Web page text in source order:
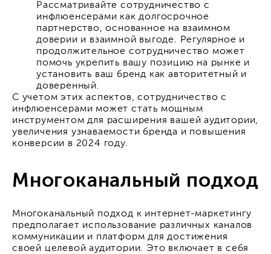
Рассматривайте сотрудничество с
инфлюенсерами как долгосрочное
партнерство, основанное на взаимном
доверии и взаимной выгоде. Регулярное и
продолжительное сотрудничество может
помочь укрепить вашу позицию на рынке и
установить ваш бренд как авторитетный и
доверенный.
С учетом этих аспектов, сотрудничество с
инфлюенсерами может стать мощным
инструментом для расширения вашей аудитории,
увеличения узнаваемости бренда и повышения
конверсии в 2024 году.
Многоканальный подход
Многоканальный подход к интернет-маркетингу
предполагает использование различных каналов
коммуникации и платформ для достижения
своей целевой аудитории. Это включает в себя